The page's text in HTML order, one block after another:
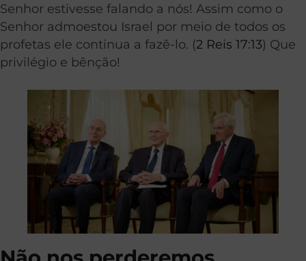
Senhor estivesse falando a nós! Assim como o
Senhor admoestou Israel por meio de todos os
profetas ele continua a fazê-lo. (2 Reis 17:13) Que
privilégio e bênção!